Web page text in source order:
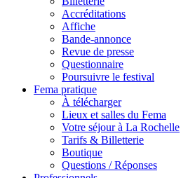
Accréditations
Affiche
Bande-annonce
Revue de presse
Questionnaire
Poursuivre le festival
Fema pratique
À télécharger
Lieux et salles du Fema
Votre séjour à La Rochelle
Tarifs & Billetterie
Boutique
Questions / Réponses